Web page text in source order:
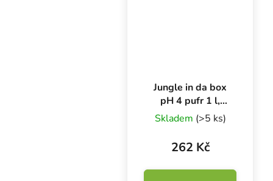
Jungle in da box
pH 4 pufr 1 l,
kalibrační roztok
Skladem (>5 ks)
262 Kč